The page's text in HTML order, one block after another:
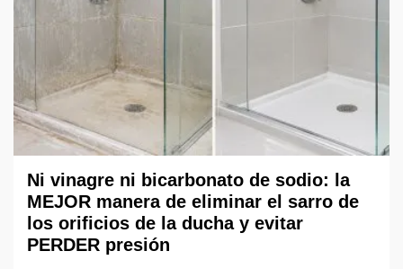
Ni vinagre ni bicarbonato de sodio: la
MEJOR manera de eliminar el sarro de
los orificios de la ducha y evitar
PERDER presión